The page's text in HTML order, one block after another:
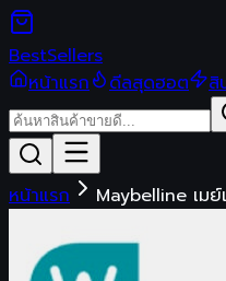
BestSellers
หน้าแรก
ดีลสุดฮอต สิ
หน้าแรก Maybelline เม